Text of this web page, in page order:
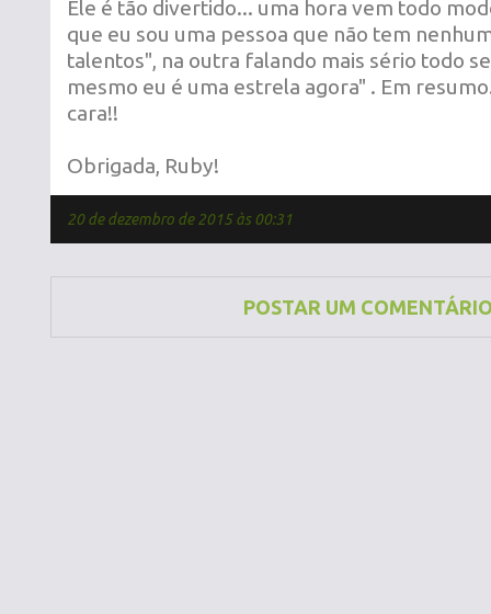
Ele é tão divertido... uma hora vem todo
que eu sou uma pessoa que não tem
talentos", na outra falando mais sério todo
mesmo eu é uma estrela agora" . Em
cara!!
Obrigada, Ruby!
20 de dezembro de 2015 às 00:31
POSTAR UM